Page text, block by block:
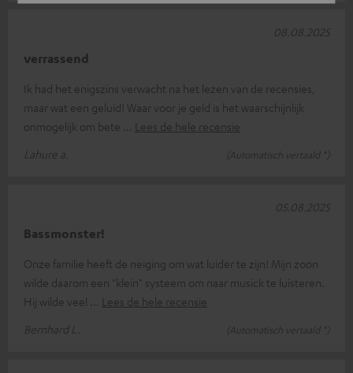
verrassend
Ik had het enigszins verwacht na het lezen van de recensies,
maar wat een geluid! Waar voor je geld is het waarschijnlijk
onmogelijk om bete
Lees de hele recensie
Lahure a.
(Automatisch vertaald *)
08.08.2025
Bassmonster!
Onze familie heeft de neiging om wat luider te zijn! Mijn zoon
wilde daarom een "klein" systeem om naar musick te luisteren.
Hij wilde veel
Lees de hele recensie
Bernhard L.
(Automatisch vertaald *)
05.08.2025